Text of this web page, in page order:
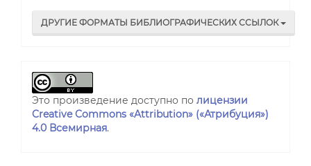
ДРУГИЕ ФОРМАТЫ БИБЛИОГРАФИЧЕСКИХ ССЫЛОК
Это произведение доступно по лицензии
Creative Commons «Attribution» («Атрибуция»)
4.0 Всемирная.